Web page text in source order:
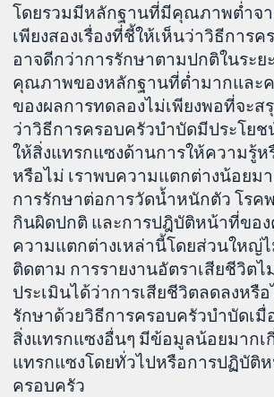
โดยรวมมีหลักฐานที่มีคุณภาพต่ำจ
เพียงสองเรื่องที่ชี้ให้เห็นว่าวิธีการ
อาจดีกว่าการรักษาตามปกติในระ
คุณภาพของหลักฐานที่ต่ำมากและ
ของผลการทดลองไม่เพียงพอที่จะส
ว่าวิธีการครอบครัวบำบัดมีประโย
ให้สิ่งแทรกแซงด้านการให้ความรู้
หรือไม่ เราพบความแตกต่างน้อยม
การรักษาต่อการวัดน้ำหนักตัว โรค
กินผิดปกติ และการปฎิบัติหน้าที่ของ
ความแตกต่างเหล่านี้โดยส่วนใหญ่
ติดตาม การรายงานอัตราเสียชีวิต
ประเมินได้ว่าการเสียชีวิตลดลงหรื
รักษาด้วยวิธีการครอบครัวบำบัดเมื่
สิ่งแทรกแซงอื่นๆ มีข้อมูลน้อยมากเ
แทรกแซงโดยทั่วไปหรือการปฏิบัติ
ครอบครัว